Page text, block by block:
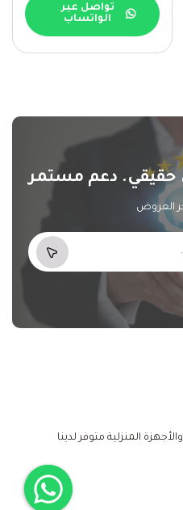
تواصل عبر
الواتساب
دعم مستمر
العروض
المنزلية متوفر لدينا